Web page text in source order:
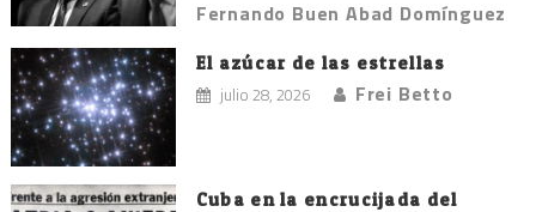
Fernando Buen Abad Domínguez
El azúcar de las estrellas
julio 28, 2026 Frei Betto
Cuba en la encrucijada del